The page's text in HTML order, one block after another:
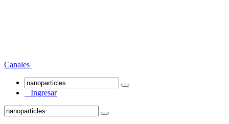
Canales
Ingresar